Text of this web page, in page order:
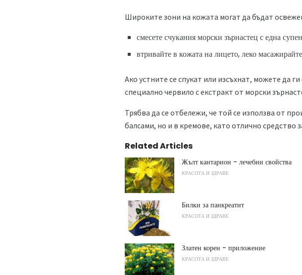
Широките зони на кожата могат да бъдат
смесете счукания морски зърнастец с една
втривайте в кожата на лицето, леко
Ако устните се спукат или изсъхнат, можете да
специално червило с екстракт от морски
Трябва да се отбележи, че той се използва от
балсами, но и в кремове, като отлично средство
Related Articles
Жълт кантарион - лечебни свойства
КРАСОТА И ЗДРАВЕ
Билки за панкреатит
КРАСОТА И ЗДРАВЕ
Златен корен - приложение
КРАСОТА И ЗДРАВЕ